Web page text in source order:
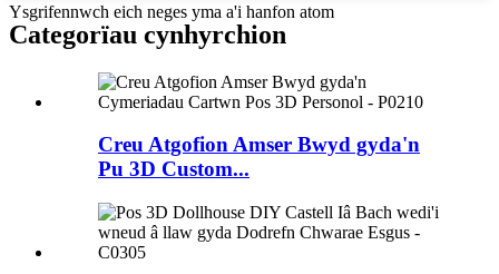
Ysgrifennwch eich neges yma a'i hanfon atom
Categorïau cynhyrchion
Creu Atgofion Amser Bwyd gyda'n
Pu 3D Custom...